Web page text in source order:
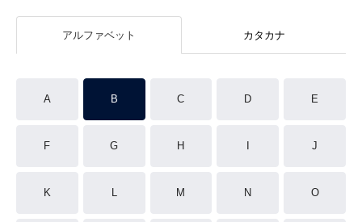
アルファベット カタカナ
A B C D E
F G H J
K L M N O